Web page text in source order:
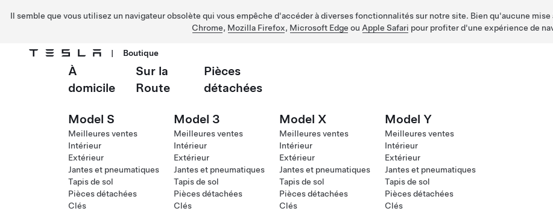
Il semble que vous utilisez un navigateur obsolète qui vous empêche d'accéder à diverses fonctionnalités sur notre site. Bien qu'aucune
Chrome, Mozilla Firefox, Microsoft Edge ou Apple Safari pour profiter d'une expérience de
Passer au contenu principal
| Boutique
À
domicile
Sur la
Route
Pièces
détachées
Model S
Meilleures ventes
Intérieur
Extérieur
Jantes et pneumatiques
Tapis de sol
Pièces détachées
Clés
Model 3
Meilleures ventes
Intérieur
Extérieur
Jantes et pneumatiques
Tapis de sol
Pièces détachées
Clés
Model X
Meilleures ventes
Intérieur
Extérieur
Jantes et pneumatiques
Tapis de sol
Pièces détachées
Clés
Model Y
Meilleures ventes
Intérieur
Extérieur
Jantes et pneumatiques
Tapis de sol
Pièces détachées
Clés